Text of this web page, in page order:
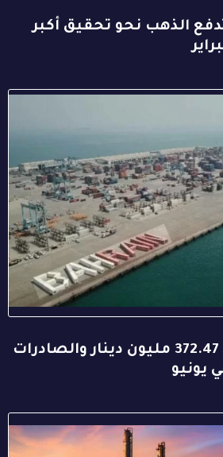
الذهب نحو تحقيق أكبر
ارتفاع الواردات إلى 372.47 مليون دينار والصادرات